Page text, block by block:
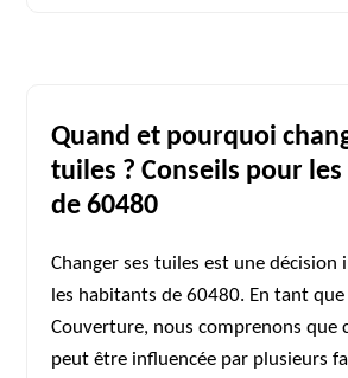
Quand et pourquoi
tuiles ? Conseils pour
de 60480
Changer ses tuiles est une
les habitants de 60480. En tant que
Couverture, nous comprenons que
peut être influencée par plusieurs